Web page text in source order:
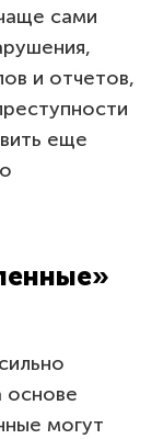
сами
и отчетов,
еще
основе
могут